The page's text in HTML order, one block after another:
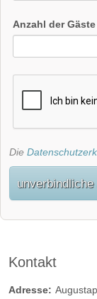
Anzahl der Gäste
Die
Kontakt
Adresse: